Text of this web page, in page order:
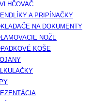
A PRIPÍNAČKY
NA DOKUMENTY
NOŽE
KOŠE